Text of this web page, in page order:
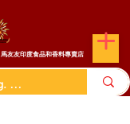
馬友友印度食品和香料專賣店